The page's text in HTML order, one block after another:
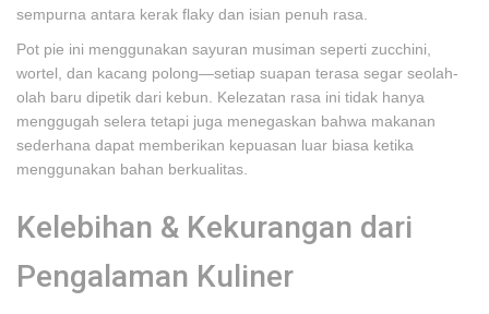
sempurna antara kerak flaky dan isian penuh rasa.
Pot pie ini menggunakan sayuran musiman seperti zucchini,
wortel, dan kacang polong—setiap suapan terasa segar seolah-
olah baru dipetik dari kebun. Kelezatan rasa ini tidak hanya
menggugah selera tetapi juga menegaskan bahwa makanan
sederhana dapat memberikan kepuasan luar biasa ketika
menggunakan bahan berkualitas.
Kelebihan & Kekurangan dari
Pengalaman Kuliner